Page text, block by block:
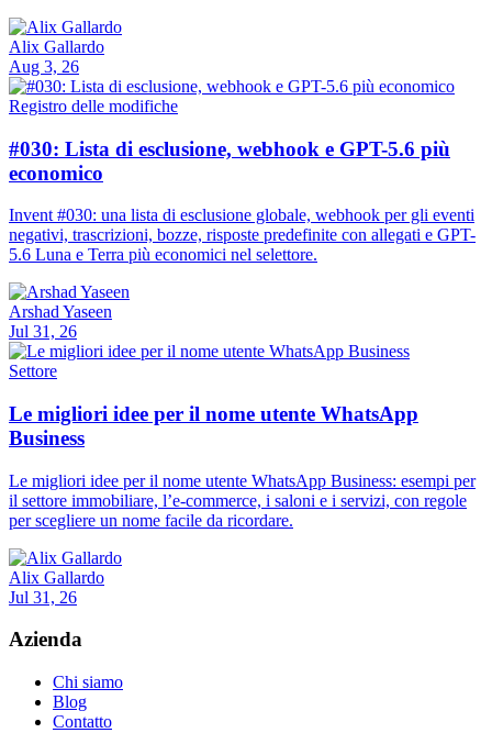
Alix Gallardo
Aug 3, 26
Registro delle modifiche
#030: Lista di esclusione, webhook e GPT-5.6 più
economico
Invent #030: una lista di esclusione globale, webhook per gli eventi
negativi, trascrizioni, bozze, risposte predefinite con allegati e GPT-
5.6 Luna e Terra più economici nel selettore.
Arshad Yaseen
Jul 31, 26
Settore
Le migliori idee per il nome utente WhatsApp
Business
Le migliori idee per il nome utente WhatsApp Business: esempi per
il settore immobiliare, l’e-commerce, i saloni e i servizi, con regole
per scegliere un nome facile da ricordare.
Alix Gallardo
Jul 31, 26
Azienda
Chi siamo
Blog
Contatto